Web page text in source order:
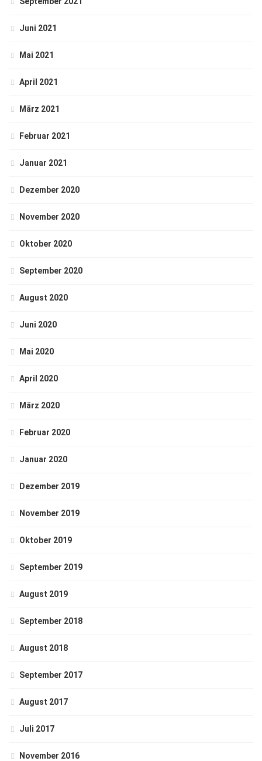
Juni 2021
Mai 2021
April 2021
März 2021
Februar 2021
Januar 2021
Dezember 2020
November 2020
Oktober 2020
September 2020
August 2020
Juni 2020
Mai 2020
April 2020
März 2020
Februar 2020
Januar 2020
Dezember 2019
November 2019
Oktober 2019
September 2019
August 2019
September 2018
August 2018
September 2017
August 2017
Juli 2017
November 2016